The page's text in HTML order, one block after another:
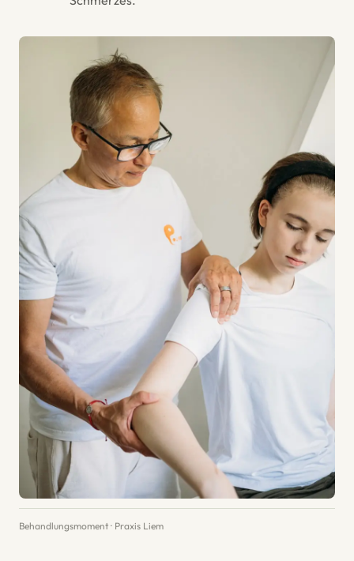
Behandlungsmoment · Praxis Liem